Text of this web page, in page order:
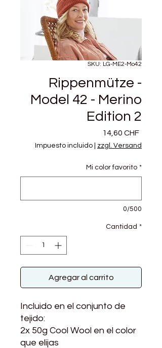
SKU: LG-ME2-Mo42
Rippenmütze -
Model 42 - Merino
Edition 2
14,60 CHFPrecio
Impuesto incluido zzgl. Versand
Mi color favorito *
0/500
Cantidad *
Agregar al carrito
Incluido en el conjunto de
tejido:
2x 50g Cool Wool en el color
que elijas